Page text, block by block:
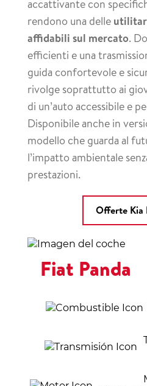
accattivante con
rendono una delle
affidabili sul mercato.
efficienti e una
guida confortevole e
rivolge soprattutto ai
di un’auto accessibile e
Disponibile anche in
modello che guarda al
l’impatto ambientale
prestazioni.
Offerte Kia
Fiat Panda